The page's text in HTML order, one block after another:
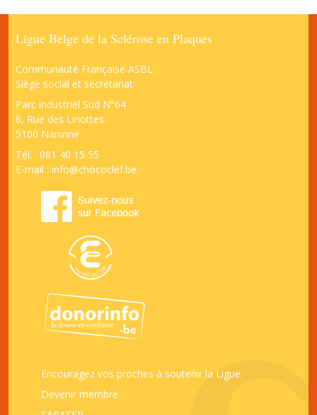
Ligue Belge de la Sclérose en Plaques
Communauté Française ASBL
Siège social et secrétariat
Parc industriel Sud N°64
6, Rue des Linottes
5100 Naninne
Tél. : 081 40 15 55
E-mail :info@chococlef.be
Encouragez vos proches à soutenir la Ligue
Devenir membre